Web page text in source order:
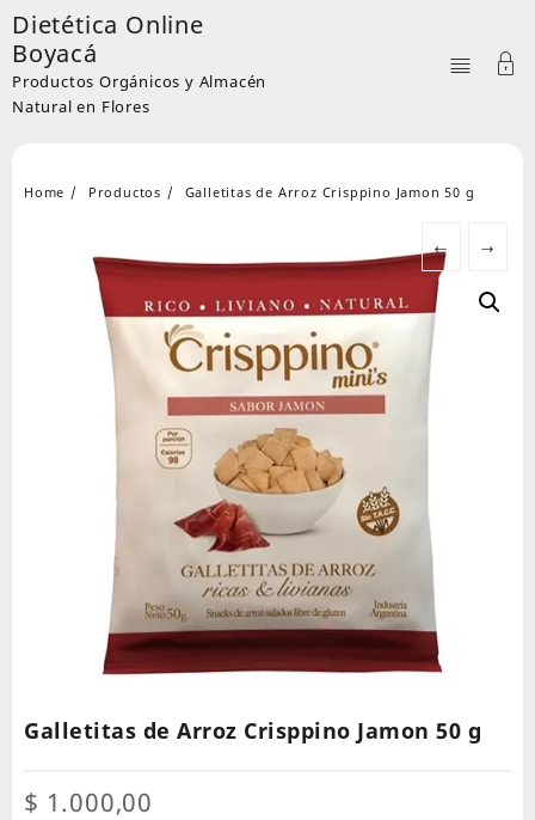
Skip
to
content
Dietética Online
Boyacá
Productos Orgánicos y Almacén
Natural en Flores
Home Productos Galletitas de Arroz Crisppino Jamon 50 g
← →
Galletitas de Arroz Crisppino Jamon 50 g
$ 1.000,00